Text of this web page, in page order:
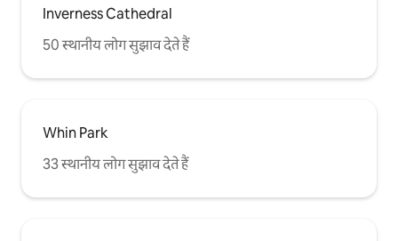
Inverness Cathedral
50 स्थानीय लोग सुझाव देते हैं
Whin Park
33 स्थानीय लोग सुझाव देते हैं